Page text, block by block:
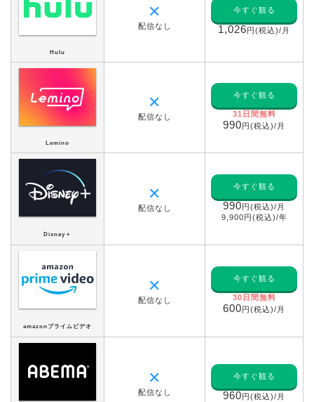
Hulu
✕
配信なし
今すぐ観る
1,026円(税込)/月
Lemino
✕
配信なし
今すぐ観る
31日間無料
990円(税込)/月
Disney＋
✕
配信なし
今すぐ観る
990円(税込)/月
9,900円(税込)/年
amazonプライムビデオ
✕
配信なし
今すぐ観る
30日間無料
600円(税込)/月
✕
配信なし
今すぐ観る
960円(税込)/月